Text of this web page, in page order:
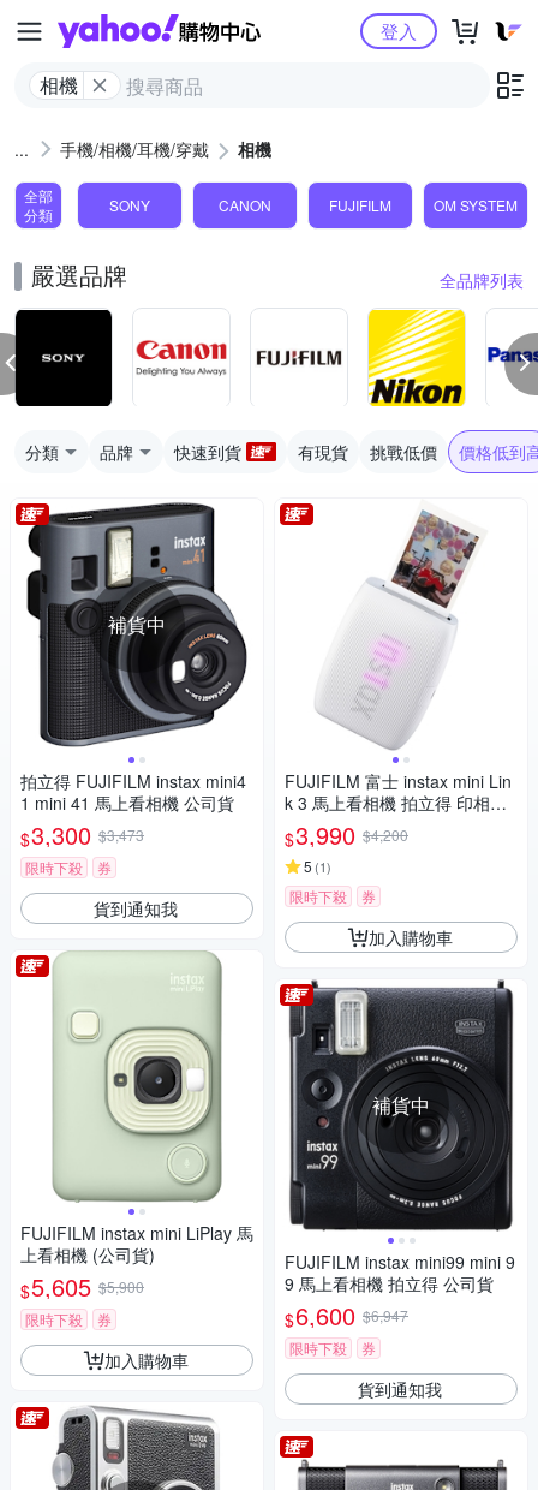
Yahoo購物中心
相機
登入
手機/相機/耳機/穿戴 相機
全部
分類
SONY CANON FUJIFILM OM SYSTEM
嚴選品牌 全品牌列表
分類 品牌 快速到貨 有現貨 挑戰低價 價格低到
補貨中
拍立得 FUJIFILM instax mini4
1 mini 41 馬上看相機 公司貨
$3,300 $3,473
限時下殺
券
貨到通知我
FUJIFILM instax mini LiPlay 馬
上看相機 (公司貨)
$5,605 $5,900
限時下殺
券
加入購物車
FUJIFILM 富士 instax mini Lin
k 3 馬上看相機 拍立得 印相機
公司貨
$3,990 $4,200
5 (1)
限時下殺 券
加入購物車
補貨中
FUJIFILM instax mini99 mini 9
9 馬上看相機 拍立得 公司貨
$6,600 $6,947
限時下殺
券
貨到通知我